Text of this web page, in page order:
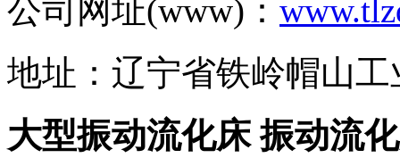
公司网址(www)：
地址：辽宁省铁岭帽山工
大型振动流化床 振动流